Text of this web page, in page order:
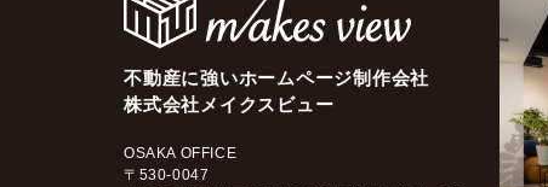
不動産に強いホームページ制作会社
株式会社メイクスビュー
OSAKA OFFICE
〒530-0047